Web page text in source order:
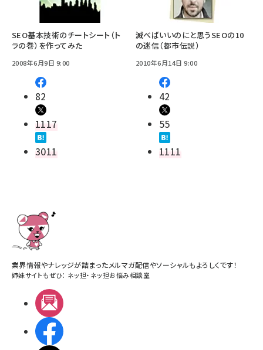
SEO基本技術のチートシート（ト
ラの巻）を作ってみた
2008年6月9日 9:00
82
1117
3011
滅べばいいのにと思うSEOの10
の迷信（都市伝説）
2010年6月14日 9:00
42
55
1111
業界情報やナレッジが詰まったメルマガ配信やソーシャルもよろしくです！
姉妹サイトもぜひ： ネッ担・ ネッ担お悩み相談室